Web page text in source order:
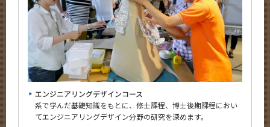
エンジニアリングデザインコース
系で学んだ基礎知識をもとに、修士課程、博士後期課程におい
てエンジニアリングデザイン分野の研究を深めます。